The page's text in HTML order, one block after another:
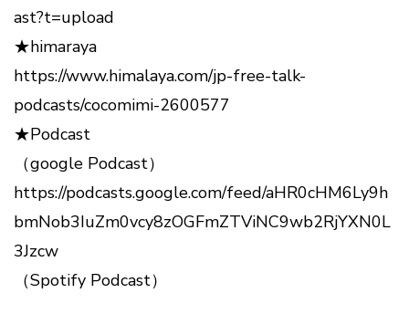
ast?t=upload
★himaraya
https://www.himalaya.com/jp-free-talk-
podcasts/cocomimi-2600577
★Podcast
（google Podcast）
https://podcasts.google.com/feed/aHR0cHM6Ly9h
bmNob3IuZm0vcy8zOGFmZTViNC9wb2RjYXN0L
3Jzcw
（Spotify Podcast）